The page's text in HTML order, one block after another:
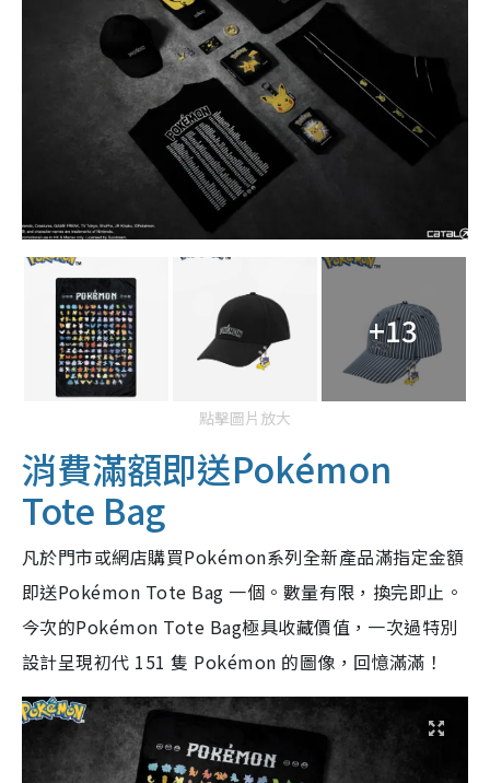
+13
點擊圖片放大
消費滿額即送Pokémon
Tote Bag
凡於門市或網店購買Pokémon系列全新產品滿指定金額
即送Pokémon Tote Bag 一個。數量有限，換完即止。
今次的Pokémon Tote Bag極具收藏價值，一次過特別
設計呈現初代 151 隻 Pokémon 的圖像，回憶滿滿！